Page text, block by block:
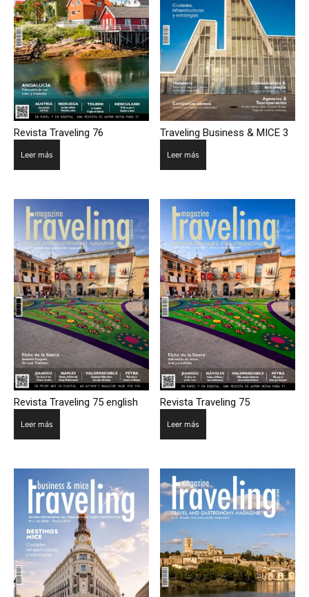
Revista Traveling 76
Leer más
Traveling Business & MICE 3
Leer más
Revista Traveling 75 english
Leer más
Revista Traveling 75
Leer más